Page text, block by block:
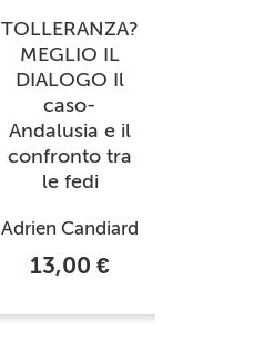
TOLLERANZA?
MEGLIO IL
DIALOGO Il
caso-
Andalusia e il
confronto tra
le fedi
Adrien Candiard
13,00 €